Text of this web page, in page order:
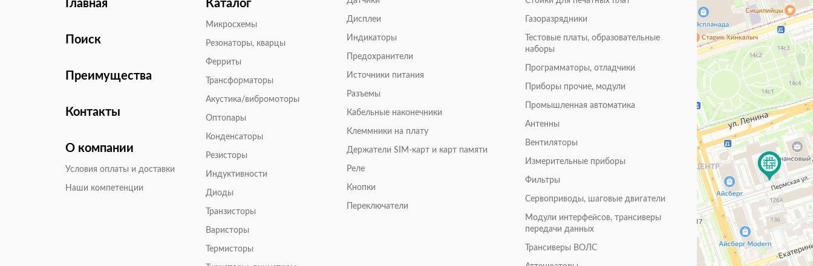
Главная
Поиск
Преимущества
Контакты
О компании
Условия оплаты и доставки
Наши компетенции
Каталог
Микросхемы
Резонаторы, кварцы
Ферриты
Трансформаторы
Акустика/вибромоторы
Оптопары
Конденсаторы
Резисторы
Индуктивности
Диоды
Транзисторы
Варисторы
Термисторы
Дисплеи
Индикаторы
Предохранители
Источники питания
Разъемы
Кабельные наконечники
Клеммники на плату
Держатели SIM-карт и карт памяти
Реле
Кнопки
Переключатели
Газоразрядники
Тестовые платы, образовательные
наборы
Программаторы, отладчики
Приборы прочие, модули
Промышленная автоматика
Антенны
Вентиляторы
Измерительные приборы
Фильтры
Сервоприводы, шаговые двигатели
Модули интерфейсов, трансиверы
передачи данных
Трансиверы ВОЛС